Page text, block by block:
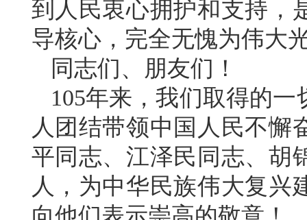
到人民衷心拥护和支持，
导核心，完全无愧为伟大
同志们、朋友们！
105年来，我们取得的
人团结带领中国人民不懈
平同志、江泽民同志、胡
人，为中华民族伟大复兴